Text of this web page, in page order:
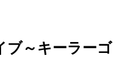
ブ～キーラーゴ